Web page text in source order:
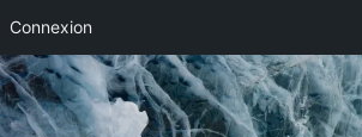
Connexion